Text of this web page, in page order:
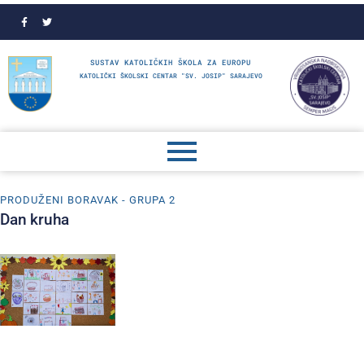
SUSTAV KATOLIČKIH ŠKOLA ZA EUROPU
KATOLIČKI ŠKOLSKI CENTAR "SV. JOSIP" SARAJEVO
PRODUŽENI BORAVAK - GRUPA 2
Dan kruha